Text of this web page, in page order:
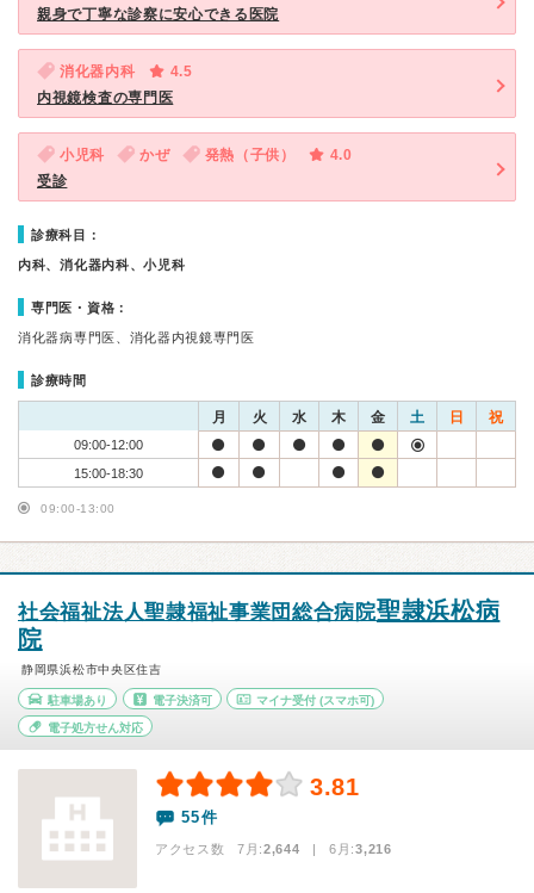
親身で丁寧な診察に安心できる医院
消化器内科
4.5
内視鏡検査の専門医
小児科 かぜ 発熱（子供）
4.0
受診
診療科目：
内科、消化器内科、小児科
専門医・資格：
消化器病専門医、消化器内視鏡専門医
診療時間
月 火 水 木 金 土 日 祝
09:00-12:00
15:00-18:30
09:00-13:00
社会福祉法人聖隷福祉事業団総合病院聖隷浜松病
院
静岡県浜松市中央区住吉
駐車場あり 電子決済可 マイナ受付 (スマホ可)
電子処方せん対応
3.81
55件
アクセス数 7月:2,644 | 6月:3,216